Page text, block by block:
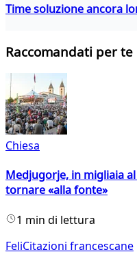
Time soluzione ancora
Raccomandati per te
Chiesa
Medjugorje, in migliaia
tornare «alla fonte»
1 min di lettura
FeliCitazioni francescane